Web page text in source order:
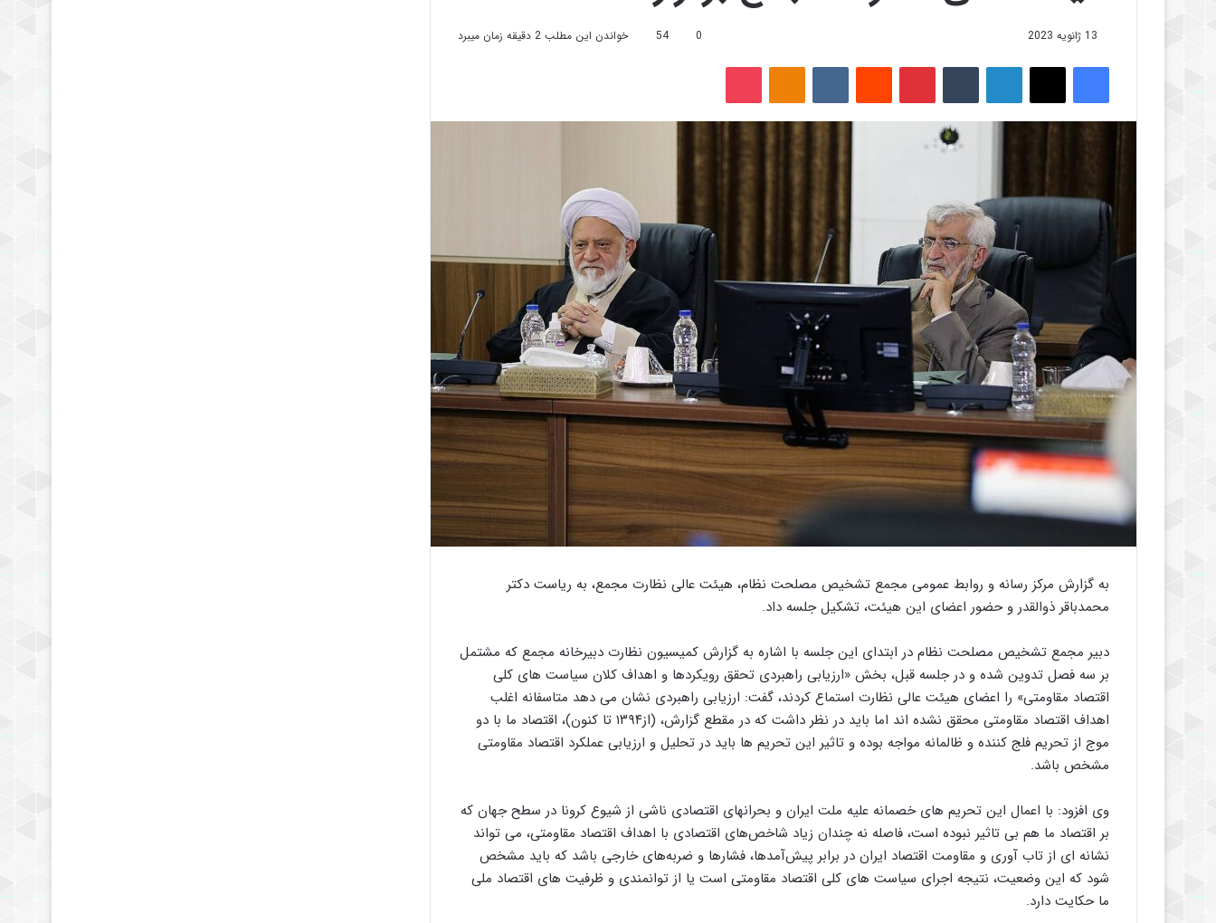
13 ژانویه 2023 0
54 خواندن این مطلب 2 دقیقه زمان میبرد
فیس بوک لینکدین ‫پین‌ترست ‫رددیت
به گزارش مرکز رسانه و روابط عمومی مجمع تشخیص مصلحت نظام، هیئت عالی نظارت مجمع، به ریاست دکتر
محمدباقر ذوالقدر و حضور اعضای این هیئت، تشکیل جلسه داد.
دبیر مجمع تشخیص مصلحت نظام در ابتدای این جلسه با اشاره به گزارش کمیسیون نظارت دبیرخانه مجمع که مشتمل
بر سه فصل تدوین شده و در جلسه قبل، بخش «ارزیابی راهبردی تحقق رویکردها و اهداف کلان سیاست های کلی
اقتصاد مقاومتی» را اعضای هیئت عالی نظارت استماع کردند، گفت: ارزیابی راهبردی نشان می دهد متاسفانه اغلب
اهداف اقتصاد مقاومتی محقق نشده اند اما باید در نظر داشت که در مقطع گزارش، (از۱۳۹۴ تا کنون)، اقتصاد ما با دو
موج از تحریم فلج کننده و ظالمانه مواجه بوده و تاثیر این تحریم ها باید در تحلیل و ارزیابی عملکرد اقتصاد مقاومتی
مشخص باشد.
وی افزود: با اعمال این تحریم های خصمانه علیه ملت ایران و بحرانهای اقتصادی ناشی از شیوع کرونا در سطح جهان که
بر اقتصاد ما هم بی تاثیر نبوده است، فاصله نه چندان زیاد شاخص‌های اقتصادی با اهداف اقتصاد مقاومتی، می تواند
نشانه ای از تاب آوری و مقاومت اقتصاد ایران در برابر پیش‌آمدها، فشارها و ضربه‌های خارجی باشد که باید مشخص
شود که این وضعیت، نتیجه اجرای سیاست های کلی اقتصاد مقاومتی است یا از توانمندی و ظرفیت های اقتصاد ملی
ما حکایت دارد.